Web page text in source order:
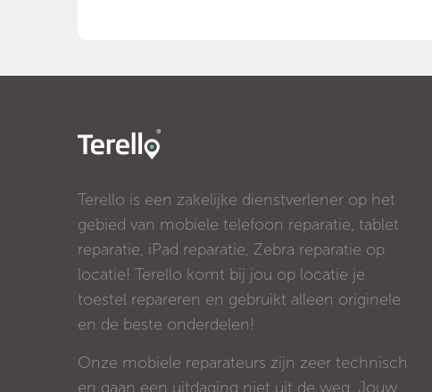
Terello is een zakelijke dienstverlener op het
gebied van mobiele telefoon reparatie, tablet
reparatie, iPad reparatie, Zebra reparatie op
locatie! Terello komt bij jou op locatie je
toestel repareren en gebruikt alleen originele
en de beste onderdelen!
Onze mobiele reparateurs zijn zeer technisch
en gaan een uitdaging niet uit de weg. Jouw